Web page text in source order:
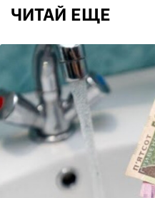
ЧИТАЙ ЕЩЕ